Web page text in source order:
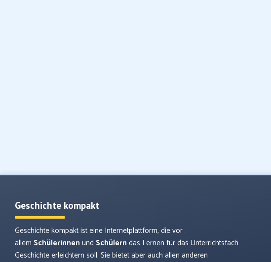
Geschichte kompakt
Geschichte kompakt ist eine Internetplattform, die vor
allem Schülerinnen und Schülern das Lernen für das Unterrichtsfach
Geschichte erleichtern soll. Sie bietet aber auch allen anderen